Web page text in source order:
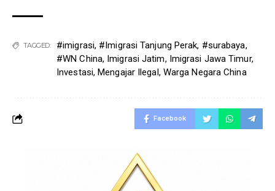
TAGGED: #imigrasi, #Imigrasi Tanjung Perak, #surabaya,
#WN China, Imigrasi Jatim, Imigrasi Jawa Timur,
Investasi, Mengajar Ilegal , Warga Negara China
Facebook